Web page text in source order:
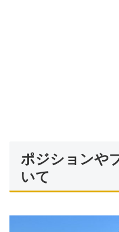
ポジションや
いて